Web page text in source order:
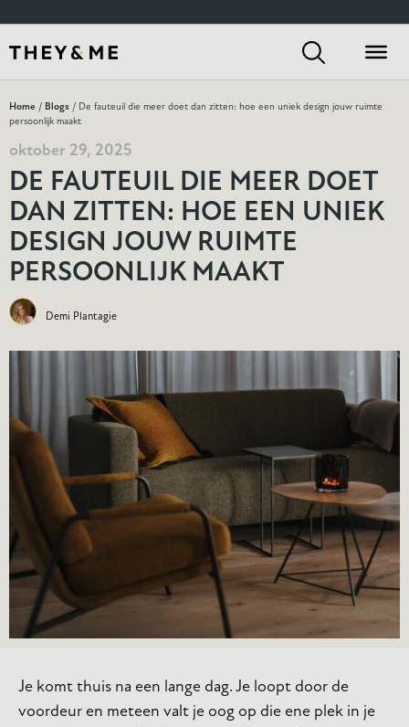
Home / Blogs / De fauteuil die meer doet dan zitten: hoe een uniek design jouw ruimte
persoonlijk maakt
oktober 29, 2025
DE FAUTEUIL DIE MEER DOET
DAN ZITTEN: HOE EEN UNIEK
DESIGN JOUW RUIMTE
PERSOONLIJK MAAKT
Demi Plantagie
Je komt thuis na een lange dag. Je loopt door de
voordeur en meteen valt je oog op die ene plek in je